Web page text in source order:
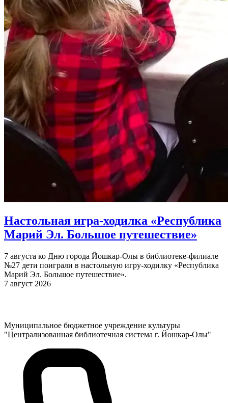
Настольная игра-ходилка «Республика
Марий Эл. Большое путешествие»
7 августа ко Дню города Йошкар-Олы в библиотеке-филиале
№27 дети поиграли в настольную игру-ходилку «Республика
Марий Эл. Большое путешествие».
7 август 2026
Муниципальное бюджетное учреждение культуры
"Централизованная библиотечная система г. Йошкар-Олы"